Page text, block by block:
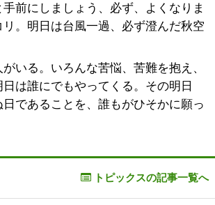
前にしましょう、必ず、よくなりま
。明日は台風一過、必ず澄んだ秋空
いる。いろんな苦悩、苦難を抱え、
は誰にでもやってくる。その明日
であることを、誰もがひそかに願っ
トピックスの記事一覧へ